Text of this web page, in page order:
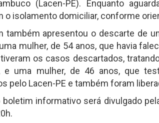
(Lacen-PE). Enquanto
o isolamento domiciliar, conforme
também apresentou o descarte de
mulher, de 54 anos, que havia
os casos descartados,
e uma mulher, de 46 anos, que
pelo Lacen-PE e também foram
boletim informativo será divulgado